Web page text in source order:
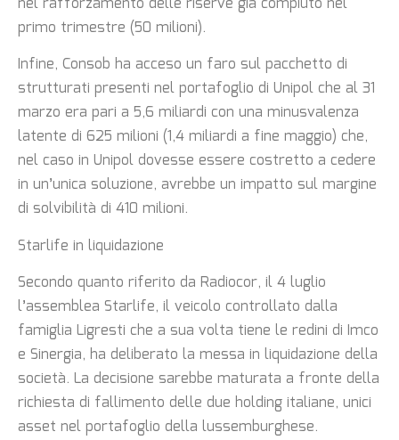
primo trimestre (50 milioni).
Infine, Consob ha acceso un faro sul pacchetto di
strutturati presenti nel portafoglio di Unipol che al 31
marzo era pari a 5,6 miliardi con una minusvalenza
latente di 625 milioni (1,4 miliardi a fine maggio) che,
nel caso in Unipol dovesse essere costretto a cedere
in un’unica soluzione, avrebbe un impatto sul margine
di solvibilità di 410 milioni.
Starlife in liquidazione
Secondo quanto riferito da Radiocor, il 4 luglio
l’assemblea Starlife, il veicolo controllato dalla
famiglia Ligresti che a sua volta tiene le redini di Imco
e Sinergia, ha deliberato la messa in liquidazione della
società. La decisione sarebbe maturata a fronte della
richiesta di fallimento delle due holding italiane, unici
asset nel portafoglio della lussemburghese.